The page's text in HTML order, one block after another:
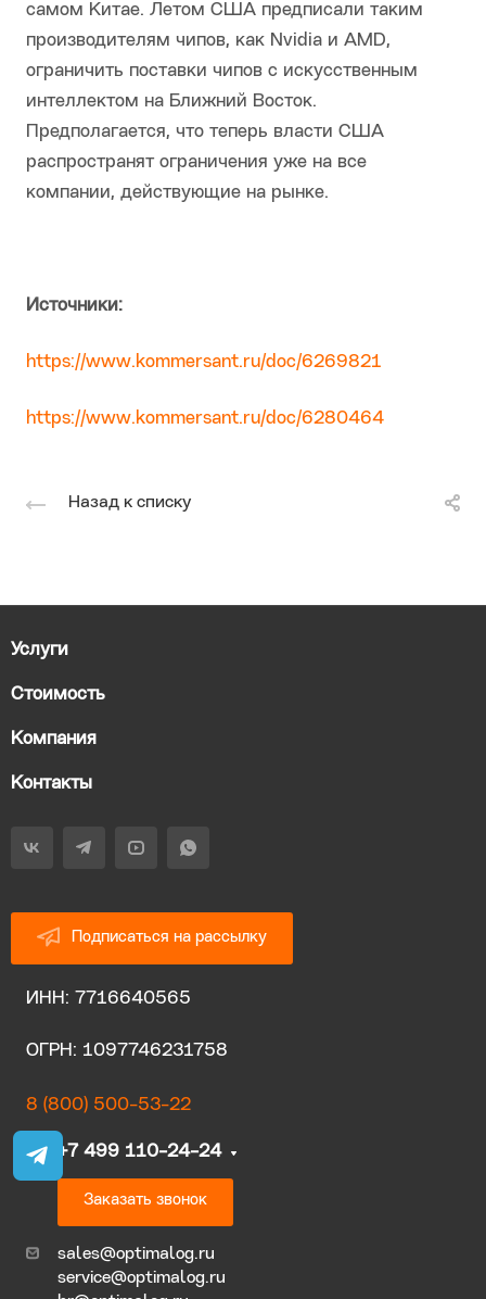
самом Китае. Летом США предписали таким
производителям чипов, как Nvidia и AMD,
ограничить поставки чипов с искусственным
интеллектом на Ближний Восток.
Предполагается, что теперь власти США
распространят ограничения уже на все
компании, действующие на рынке.
Источники:
https://www.kommersant.ru/doc/6269821
https://www.kommersant.ru/doc/6280464
Назад к списку
Услуги
Стоимость
Компания
Контакты
Подписаться на рассылку
ИНН: 7716640565
ОГРН: 1097746231758
8 (800) 500-53-22
+7 499 110-24-24
Заказать звонок
sales@optimalog.ru
service@optimalog.ru